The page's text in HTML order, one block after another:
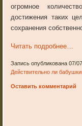
огромное
достижения таких
сохранения
Читать подробнее…
Запись опубликована 07/
Действительно ли
Оставить комментарий